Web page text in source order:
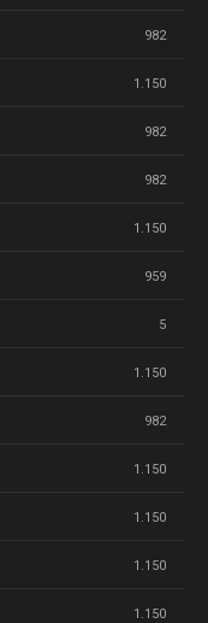
982
1.150
982
982
1.150
959
5
1.150
982
1.150
1.150
1.150
1.150